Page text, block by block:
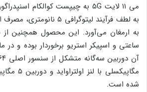
به لطف فرآیند لیتوگرافی ۵
ساعتی و اسپیکر استریو برخوردار بوده و
مگاپیکسلی
شده است.